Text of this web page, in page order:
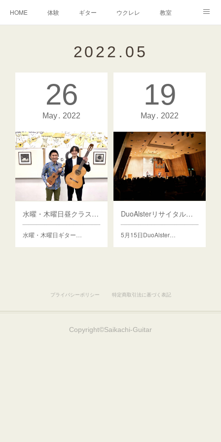
HOME 体験 ギター ウクレレ 教室
2022 . 05
26
May 2022
水曜・木曜日昼クラス開講♪
水曜・木曜日ギター…
19
May 2022
DuoAlsterリサイタル終演5/15
5月15日DuoAlster…
プライバシーポリシー 特定商取引法に基づく表記
Copyright©︎Saikachi-Guitar